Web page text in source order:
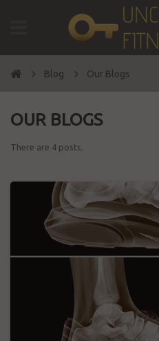
Blog Our Blogs
OUR BLOGS
There are 4 posts.